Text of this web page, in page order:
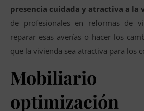
presencia cuidada y atractiva a la
de profesionales en reformas de
reparar esas averías o hacer los
que la vivienda sea atractiva para los